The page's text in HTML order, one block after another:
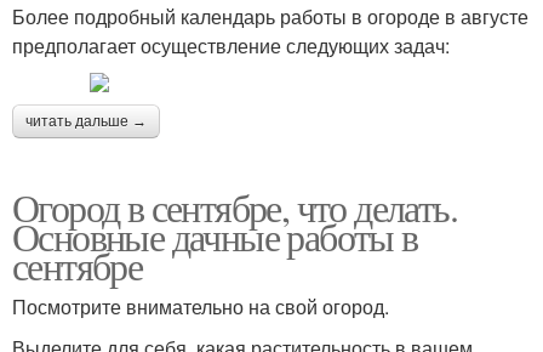
Более подробный календарь работы в огороде в августе
предполагает осуществление следующих задач:
читать дальше →
Огород в сентябре, что делать.
Основные дачные работы в
сентябре
Посмотрите внимательно на свой огород.